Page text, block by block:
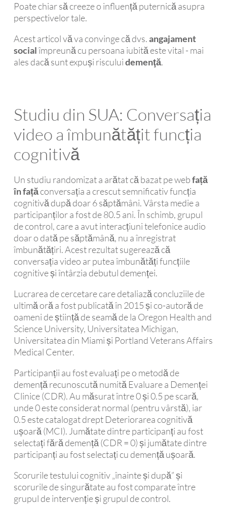
Poate chiar să creeze o influență puternică asupra
perspectivelor tale.
Acest articol vă va convinge că dvs.angajament
socialîmpreună cu persoana iubită este vital - mai
ales dacă sunt expuși risculuidemenţă.
Studiu din SUA: Conversația
video a îmbunătățit funcția
cognitivă
Un studiu randomizat a arătat că bazat pe webfață
în fațăconversația a crescut semnificativ funcția
cognitivă după doar 6 săptămâni. Vârsta medie a
participanților a fost de 80.5 ani. În schimb, grupul
de control, care a avut interacțiuni telefonice audio
doar o dată pe săptămână, nu a înregistrat
îmbunătățiri. Acest rezultat sugerează că
conversația video ar putea îmbunătăți funcțiile
cognitive și întârzia debutul demenței.
Lucrarea de cercetare care detaliază concluziile de
ultimă oră a fost publicată în 2015 și co-autoră de
oameni de știință de seamă de la Oregon Health and
Science University, Universitatea Michigan,
Universitatea din Miami și Portland Veterans Affairs
Medical Center.
Participanții au fost evaluați pe o metodă de
demență recunoscută numită Evaluare a Demenței
Clinice (CDR). Au măsurat între 0 și 0.5 pe scară,
unde 0 este considerat normal (pentru vârstă), iar
0.5 este catalogat drept Deteriorarea cognitivă
ușoară (MCI). Jumătate dintre participanți au fost
selectați fără demență (CDR = 0) și jumătate dintre
participanți au fost selectați cu demență ușoară.
Scorurile testului cognitiv „înainte și după” și
scorurile de singurătate au fost comparate între
grupul de intervenție și grupul de control.